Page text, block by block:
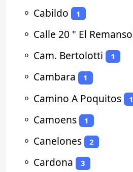
⚬ Cabildo 1
⚬ Calle 20 " El Remanso
⚬ Cam. Bertolotti 1
⚬ Cambara 1
⚬ Camino A Poquitos 1
⚬ Camoens 1
⚬ Canelones 2
⚬ Cardona 3